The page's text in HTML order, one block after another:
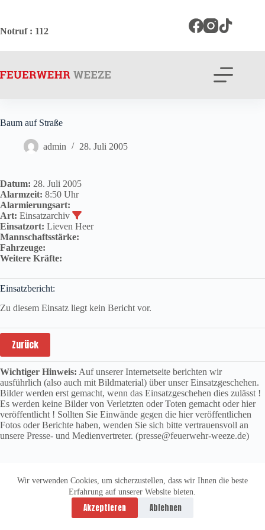
springen
Wir verwenden Cookies, um sicherzustellen, dass wir Ihnen die beste
Erfahrung auf unserer Website bieten.
Akzeptieren Ablehnen
Notruf: 112
Baum auf Straße
admin 28. Juli 2005
Datum: 28. Juli 2005
Alarmzeit: 8:50 Uhr
Alarmierungsart:
Art: Einsatzarchiv
Einsatzort: Lieven Heer
Mannschaftsstärke:
Fahrzeuge:
Weitere Kräfte:
Einsatzbericht:
Zu diesem Einsatz liegt kein Bericht vor.
Zurück
Wichtiger Hinweis: Auf unserer Internetseite berichten wir
ausführlich (also auch mit Bildmaterial) über unser Einsatzgeschehen.
Bilder werden erst gemacht, wenn das Einsatzgeschehen dies zulässt !
Es werden keine Bilder von Verletzten oder Toten gemacht oder hier
veröffentlicht ! Sollten Sie Einwände gegen die hier veröffentlichen
Fotos oder Berichte haben, wenden Sie sich bitte vertrauensvoll an
unsere Presse- und Medienvertreter. (presse@feuerwehr-weeze.de)
Datenschutzerklärung
Impressum
Copyright © 2026 -
vitolution